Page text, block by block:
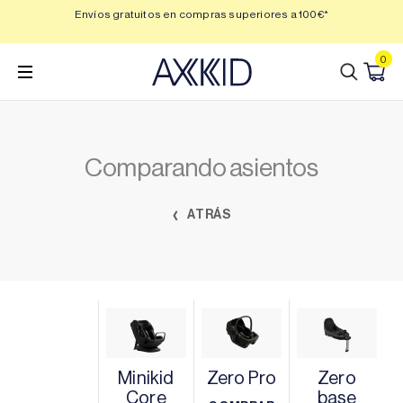
contenido
Envíos gratuitos en compras superiores a 100€*
0
Comparando asientos
ATRÁS
Minikid
Core
Zero Pro
Zero
base